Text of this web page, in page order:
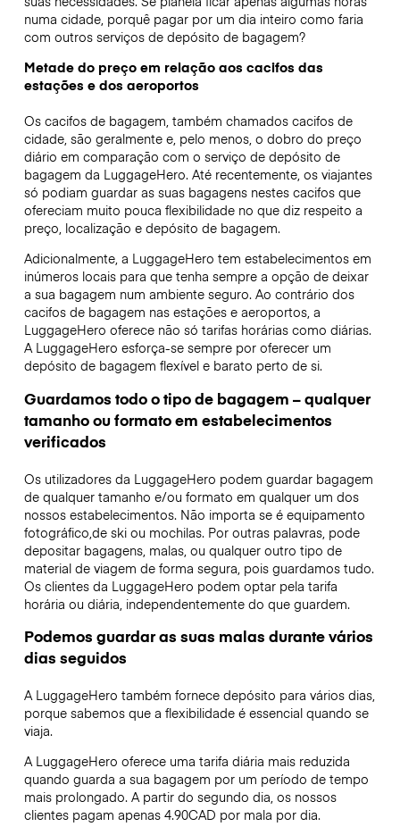
numa cidade, porquê pagar por um dia inteiro como faria
com outros serviços de depósito de bagagem?
Metade do preço em relação aos cacifos das
estações e dos aeroportos
Os cacifos de bagagem, também chamados cacifos de
cidade, são geralmente e, pelo menos, o dobro do preço
diário em comparação com o serviço de depósito de
bagagem da LuggageHero. Até recentemente, os viajantes
só podiam guardar as suas bagagens nestes cacifos que
ofereciam muito pouca flexibilidade no que diz respeito a
preço, localização e depósito de bagagem.
Adicionalmente, a LuggageHero tem estabelecimentos em
inúmeros locais para que tenha sempre a opção de deixar
a sua bagagem num ambiente seguro. Ao contrário dos
cacifos de bagagem nas estações e aeroportos, a
LuggageHero oferece não só tarifas horárias como diárias.
A LuggageHero esforça-se sempre por oferecer um
depósito de bagagem flexível e barato perto de si.
Guardamos todo o tipo de bagagem – qualquer
tamanho ou formato em estabelecimentos
verificados
Os utilizadores da LuggageHero podem guardar bagagem
de qualquer tamanho e/ou formato em qualquer um dos
nossos estabelecimentos. Não importa se é equipamento
fotográfico,de ski ou mochilas. Por outras palavras, pode
depositar bagagens, malas, ou qualquer outro tipo de
material de viagem de forma segura, pois guardamos tudo.
Os clientes da LuggageHero podem optar pela tarifa
horária ou diária, independentemente do que guardem.
Podemos guardar as suas malas durante vários
dias seguidos
A LuggageHero também fornece depósito para vários dias,
porque sabemos que a flexibilidade é essencial quando se
viaja.
A LuggageHero oferece uma tarifa diária mais reduzida
quando guarda a sua bagagem por um período de tempo
mais prolongado. A partir do segundo dia, os nossos
clientes pagam apenas 4.90CAD por mala por dia.